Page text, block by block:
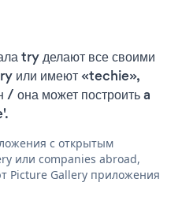
try делают все своими
или имеют «techie»,
/ она может построить a
с открытым
или companies abroad,
Picture Gallery приложения